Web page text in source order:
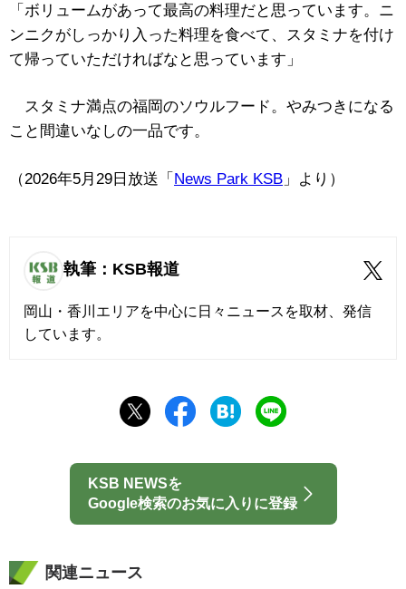
「ボリュームがあって最高の料理だと思っています。ニ
ンニクがしっかり入った料理を食べて、スタミナを付け
て帰っていただければなと思っています」
スタミナ満点の福岡のソウルフード。やみつきになる
こと間違いなしの一品です。
（2026年5月29日放送「 News Park KSB 」より）
執筆：KSB報道
岡山・香川エリアを中心に日々ニュースを取材、発信
しています。
KSB NEWSを
Google検索のお気に入りに登録
関連ニュース